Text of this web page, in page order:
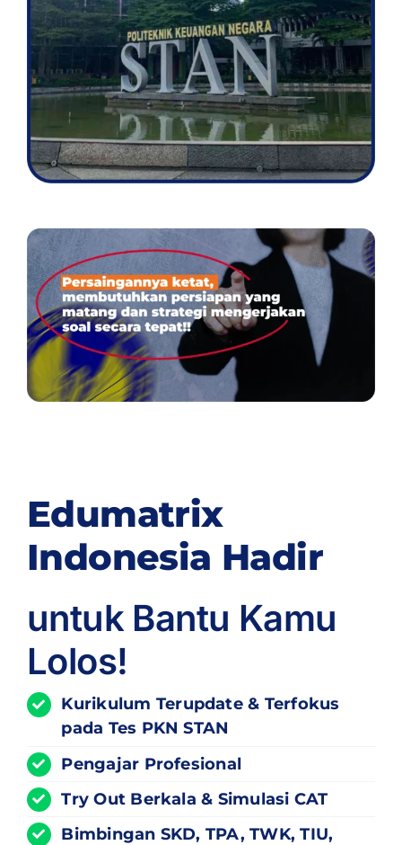
Edumatrix
Indonesia Hadir
untuk Bantu Kamu
Lolos!
Kurikulum Terupdate& Terfokus
pada Tes PKN STAN
Pengajar Profesional
Try Out Berkala & Simulasi CAT
Bimbingan SKD, TPA, TWK, TIU,